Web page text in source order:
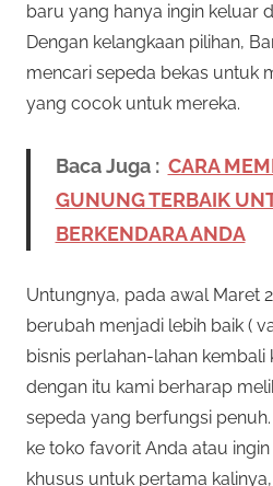
baru yang hanya ingin keluar
Dengan kelangkaan pilihan,
mencari sepeda bekas untuk
yang cocok untuk mereka.
Baca Juga : CARA
GUNUNG TERBAIK
BERKENDARA ANDA
Untungnya, pada awal Maret
berubah menjadi lebih baik (
bisnis perlahan-lahan kembali
dengan itu kami berharap
sepeda yang berfungsi
ke toko favorit Anda atau
khusus untuk pertama